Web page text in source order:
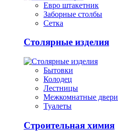
Евро штакетник
Заборные столбы
Сетка
Столярные изделия
Бытовки
Колодец
Лестницы
Межкомнатные двери
Туалеты
Строительная химия